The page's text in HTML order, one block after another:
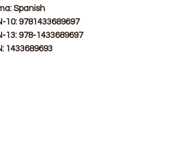
Spanish
10: 9781433689697
13: 978-1433689697
1433689693